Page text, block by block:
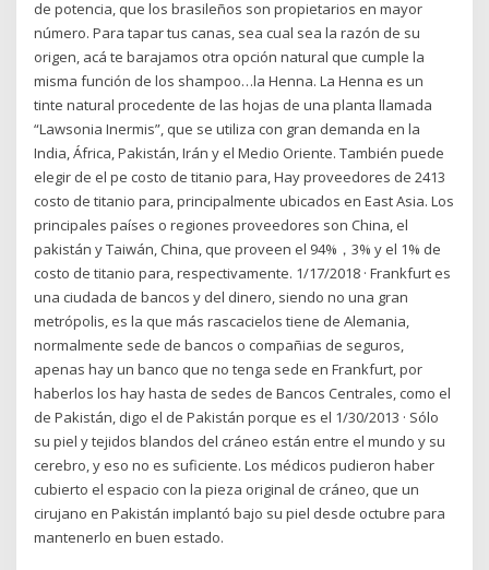
de potencia, que los brasileños son propietarios en mayor
número. Para tapar tus canas, sea cual sea la razón de su
origen, acá te barajamos otra opción natural que cumple la
misma función de los shampoo…la Henna. La Henna es un
tinte natural procedente de las hojas de una planta llamada
“Lawsonia Inermis”, que se utiliza con gran demanda en la
India, África, Pakistán, Irán y el Medio Oriente. También puede
elegir de el pe costo de titanio para, Hay proveedores de 2413
costo de titanio para, principalmente ubicados en East Asia. Los
principales países o regiones proveedores son China, el
pakistán y Taiwán, China, que proveen el 94%，3% y el 1% de
costo de titanio para, respectivamente. 1/17/2018 · Frankfurt es
una ciudada de bancos y del dinero, siendo no una gran
metrópolis, es la que más rascacielos tiene de Alemania,
normalmente sede de bancos o compañias de seguros,
apenas hay un banco que no tenga sede en Frankfurt, por
haberlos los hay hasta de sedes de Bancos Centrales, como el
de Pakistán, digo el de Pakistán porque es el 1/30/2013 · Sólo
su piel y tejidos blandos del cráneo están entre el mundo y su
cerebro, y eso no es suficiente. Los médicos pudieron haber
cubierto el espacio con la pieza original de cráneo, que un
cirujano en Pakistán implantó bajo su piel desde octubre para
mantenerlo en buen estado.